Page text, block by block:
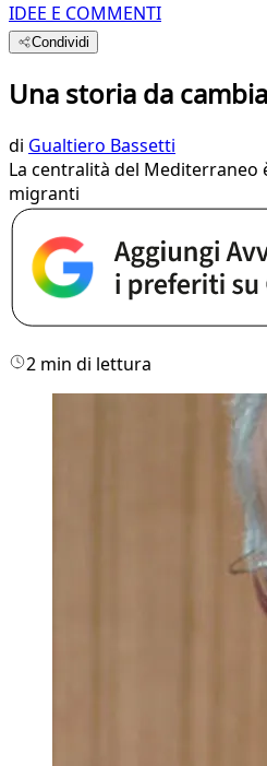
IDEE E COMMENTI
Condividi
Una storia da
di Gualtiero Bassetti
La centralità del Mediterraneo
migranti
2 min di lettura